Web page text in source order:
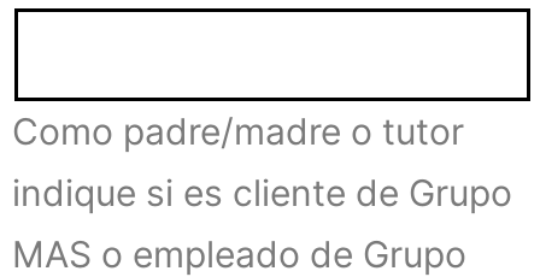
Como padre/madre o tutor
indique si es cliente de Grupo
MAS o empleado de Grupo